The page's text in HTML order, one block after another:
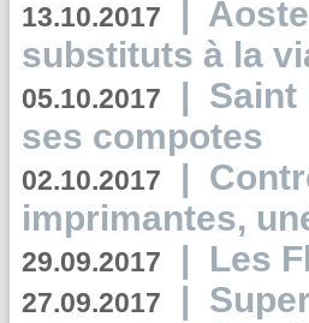
13.10.2017 |
substituts à la
05.10.2017 | Saint
ses compotes
02.10.2017 |
imprimantes,
29.09.2017 | Les
27.09.2017 |